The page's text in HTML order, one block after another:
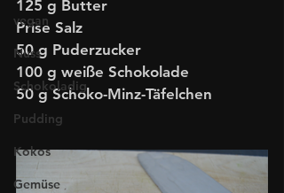
vegan
Nuss
Schokoladig
Pudding
Kokos
Gemüse
125 g Butter
Prise Salz
50 g Puderzucker
100 g weiße Schokolade
50 g Schoko-Minz-Täfelchen